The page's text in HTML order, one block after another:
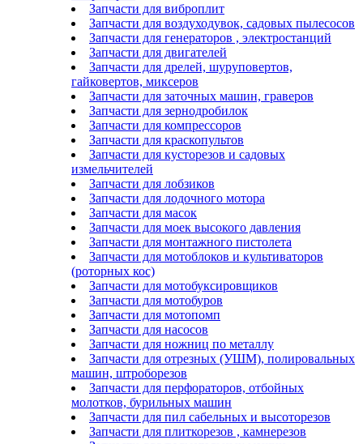
Запчасти для виброплит
Запчасти для воздуходувок, садовых пылесосов
Запчасти для генераторов , электростанций
Запчасти для двигателей
Запчасти для дрелей, шуруповертов,
гайковертов, миксеров
Запчасти для заточных машин, граверов
Запчасти для зернодробилок
Запчасти для компрессоров
Запчасти для краскопультов
Запчасти для кусторезов и садовых
измельчителей
Запчасти для лобзиков
Запчасти для лодочного мотора
Запчасти для масок
Запчасти для моек высокого давления
Запчасти для монтажного пистолета
Запчасти для мотоблоков и культиваторов
(роторных кос)
Запчасти для мотобуксировщиков
Запчасти для мотобуров
Запчасти для мотопомп
Запчасти для насосов
Запчасти для ножниц по металлу
Запчасти для отрезных (УШМ), полировальных
машин, штроборезов
Запчасти для перфораторов, отбойных
молотков, бурильных машин
Запчасти для пил сабельных и высоторезов
Запчасти для плиткорезов , камнерезов